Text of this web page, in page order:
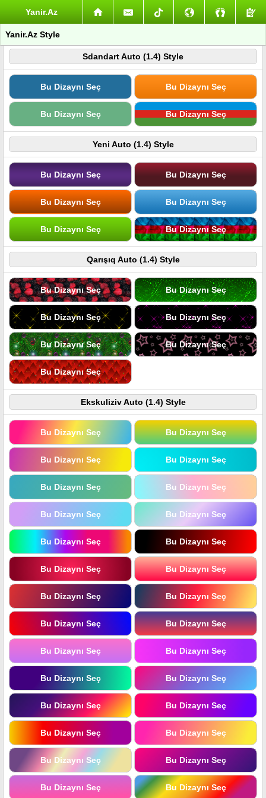
Yanir.Az
Yanir.Az Style
Sdandart Auto (1.4) Style
Bu Dizaynı Seç Bu Dizaynı Seç
Bu Dizaynı Seç Bu Dizaynı Seç
Yeni Auto (1.4) Style
Bu Dizaynı Seç Bu Dizaynı Seç
Bu Dizaynı Seç Bu Dizaynı Seç
Bu Dizaynı Seç Bu Dizaynı Seç
Qarışıq Auto (1.4) Style
Bu Dizaynı Seç Bu Dizaynı Seç
Bu Dizaynı Seç Bu Dizaynı Seç
Bu Dizaynı Seç Bu Dizaynı Seç
Bu Dizaynı Seç
Ekskuliziv Auto (1.4) Style
Bu Dizaynı Seç Bu Dizaynı Seç
Bu Dizaynı Seç Bu Dizaynı Seç
Bu Dizaynı Seç Bu Dizaynı Seç
Bu Dizaynı Seç Bu Dizaynı Seç
Bu Dizaynı Seç Bu Dizaynı Seç
Bu Dizaynı Seç Bu Dizaynı Seç
Bu Dizaynı Seç Bu Dizaynı Seç
Bu Dizaynı Seç Bu Dizaynı Seç
Bu Dizaynı Seç Bu Dizaynı Seç
Bu Dizaynı Seç Bu Dizaynı Seç
Bu Dizaynı Seç Bu Dizaynı Seç
Bu Dizaynı Seç Bu Dizaynı Seç
Bu Dizaynı Seç Bu Dizaynı Seç
Bu Dizaynı Seç Bu Dizaynı Seç